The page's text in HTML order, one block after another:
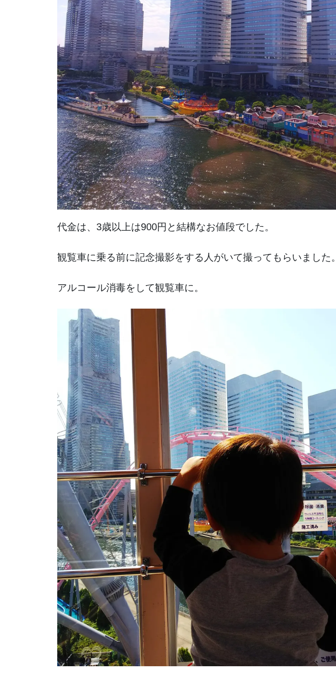
代金は、3歳以上は900円と結構なお値段でした。
観覧車に乗る前に記念撮影をする人がいて撮ってもらいました。
アルコール消毒をして観覧車に。